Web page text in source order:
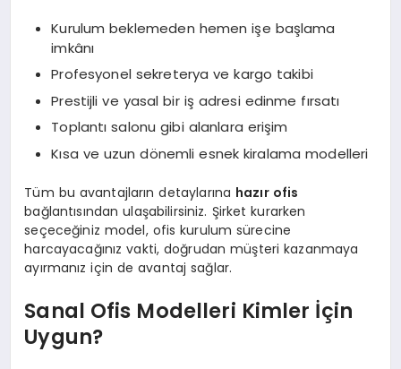
Kurulum beklemeden hemen işe başlama
imkânı
Profesyonel sekreterya ve kargo takibi
Prestijli ve yasal bir iş adresi edinme fırsatı
Toplantı salonu gibi alanlara erişim
Kısa ve uzun dönemli esnek kiralama modelleri
Tüm bu avantajların detaylarına hazır ofis
bağlantısından ulaşabilirsiniz. Şirket kurarken
seçeceğiniz model, ofis kurulum sürecine
harcayacağınız vakti, doğrudan müşteri kazanmaya
ayırmanız için de avantaj sağlar.
Sanal Ofis Modelleri Kimler İçin
Uygun?